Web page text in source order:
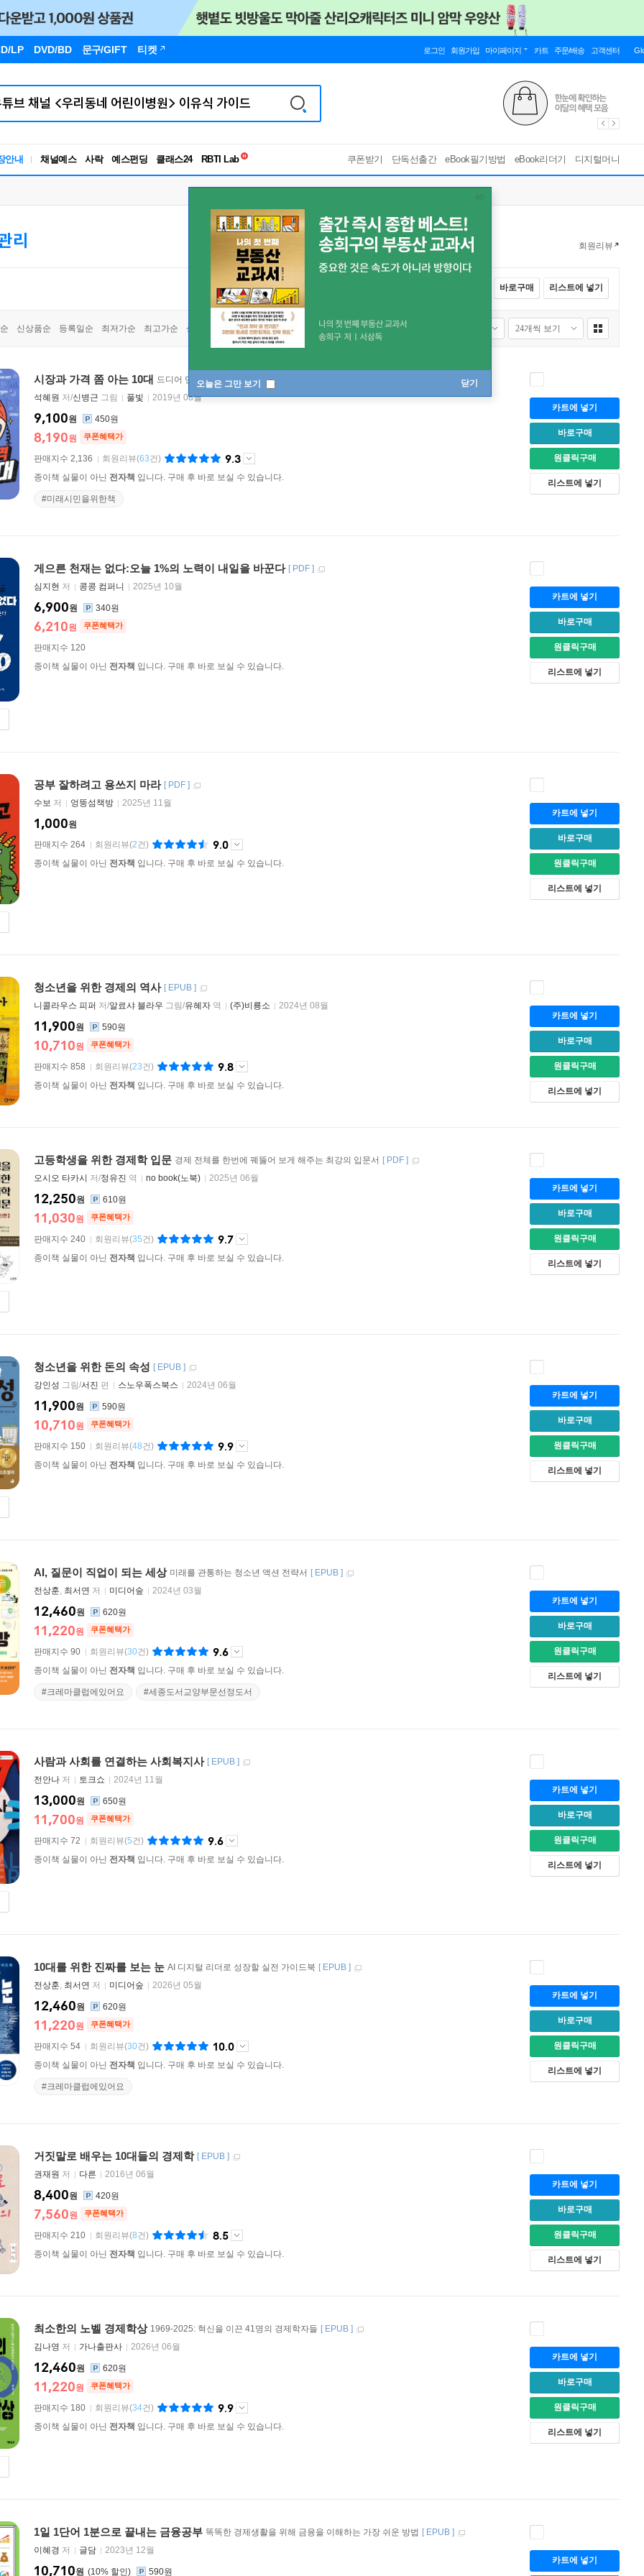
LP DVD/BD 문구/GIFT 티켓 로그인 회원가입 마이페이지 카트 주문/배송 고객센터
안내 채널예스 사락 예스펀딩 클래스24
독서유형검사
쿠폰받기 단독선출간 eBook필기방법 eBook리더기 디지털머니
오늘은 그만 보기 닫기
리 회원리뷰
바로구매 리스트에 넣기
신상품순 등록일순 최저가순 최고가순 상품명순
시장과 가격 쫌 아는 10대 드디어 만난, 보이지 않는 손 [EPUB
석혜원 저/신병근 그림 풀빛 2019년 08월
9,100원
8,190원 쿠폰혜택가
450원
판매지수 2,136 회원리뷰(63건) 9.3
종이책 실물이 아닌 전자책 입니다. 구매 후 바로 보실 수 있습니다.
#미래시민을위한책
카트에 넣기
바로구매
원클릭구매
리스트에 넣기
게으른 천재는 없다:오늘 1%의 노력이 내일을 바꾼다 [ PDF ]
심지현 저 콩콩 컴퍼니 2025년 10월
6,900원
6,210원 쿠폰혜택가
340원
판매지수 120
종이책 실물이 아닌 전자책 입니다. 구매 후 바로 보실 수 있습니다.
카트에 넣기
바로구매
원클릭구매
리스트에 넣기
공부 잘하려고 용쓰지 마라 [ PDF ]
수보 저 엉뚱섬책방 2025년 11월
1,000원
판매지수 264
회원리뷰(2건) 9.0
종이책 실물이 아닌 전자책 입니다. 구매 후 바로 보실 수 있습니다.
카트에 넣기
바로구매
원클릭구매
리스트에 넣기
청소년을 위한 경제의 역사 [ EPUB ]
니콜라우스 피퍼 저/알료샤 블라우 그림/유혜자 역 (주)비룡소 2024년 08월
11,900원
10,710원 쿠폰혜택가
590원
판매지수 858 회원리뷰(23건) 9.8
종이책 실물이 아닌 전자책 입니다. 구매 후 바로 보실 수 있습니다.
카트에 넣기
바로구매
원클릭구매
리스트에 넣기
고등학생을 위한 경제학 입문 경제 전체를 한번에 꿰뚫어 보게 해주는 최강의 입문서 [ PDF ]
오시오 타카시
저/정유진 역 no book(노북) 2025년 06월
12,250원
11,030원 쿠폰혜택가
610원
판매지수 240 회원리뷰(35건) 9.7
종이책 실물이 아닌 전자책 입니다. 구매 후 바로 보실 수 있습니다.
카트에 넣기
바로구매
원클릭구매
리스트에 넣기
청소년을 위한 돈의 속성 [ EPUB ]
강인성 그림/서진 편 스노우폭스북스 2024년 06월
11,900원
10,710원 쿠폰혜택가
590원
판매지수 150 회원리뷰(48건) 9.9
종이책 실물이 아닌 전자책 입니다. 구매 후 바로 보실 수 있습니다.
카트에 넣기
바로구매
원클릭구매
리스트에 넣기
AI, 질문이 직업이 되는 세상 미래를 관통하는 청소년 액션 전략서 [ EPUB ]
전상훈, 최서연 저 미디어숲 2024년 03월
12,460원
11,220원 쿠폰혜택가
620원
판매지수 90 회원리뷰(30건) 9.6
종이책 실물이 아닌 전자책 입니다. 구매 후 바로 보실 수 있습니다.
#크레마클럽에있어요 #세종도서교양부문선정도서
카트에 넣기
바로구매
원클릭구매
리스트에 넣기
사람과 사회를 연결하는 사회복지사 [ EPUB ]
전안나 저 토크쇼 2024년 11월
13,000원
11,700원 쿠폰혜택가
650원
판매지수 72 회원리뷰(5건) 9.6
종이책 실물이 아닌 전자책 입니다. 구매 후 바로 보실 수 있습니다.
카트에 넣기
바로구매
원클릭구매
리스트에 넣기
10대를 위한 진짜를 보는 눈 AI 디지털 리더로 성장할 실전 가이드북 [ EPUB ]
전상훈, 최서연 저 미디어숲 2026년 05월
12,460원
11,220원 쿠폰혜택가
620원
판매지수 54 회원리뷰(30건) 10.0
종이책 실물이 아닌 전자책 입니다. 구매 후 바로 보실 수 있습니다.
#크레마클럽에있어요
카트에 넣기
바로구매
원클릭구매
리스트에 넣기
거짓말로 배우는 10대들의 경제학 [ EPUB ]
권재원 저 다른 2016년 06월
8,400원
7,560원 쿠폰혜택가
420원
판매지수 210 회원리뷰(8건) 8.5
종이책 실물이 아닌 전자책 입니다. 구매 후 바로 보실 수 있습니다.
카트에 넣기
바로구매
원클릭구매
리스트에 넣기
최소한의 노벨 경제학상 1969-2025: 혁신을 이끈 41명의 경제학자들 [ EPUB ]
김나영 저 가나출판사 2026년 06월
12,460원
11,220원 쿠폰혜택가
620원
판매지수 180 회원리뷰(34건) 9.9
종이책 실물이 아닌 전자책 입니다. 구매 후 바로 보실 수 있습니다.
카트에 넣기
바로구매
원클릭구매
리스트에 넣기
1일 1단어 1분으로 끝내는 금융공부 똑똑한 경제생활을 위해 금융을 이해하는 가장 쉬운 방법 [ EPUB ]
이혜경 저 글담 2023년 12월
10%
10,710원 590원
카트에 넣기